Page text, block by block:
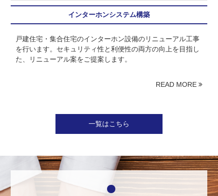
インターホンシステム構築
戸建住宅・集合住宅のインターホン設備のリニューアル工事
を行います。セキュリティ性と利便性の両方の向上を目指し
た、リニューアル案をご提案します。
READ MORE
一覧はこちら